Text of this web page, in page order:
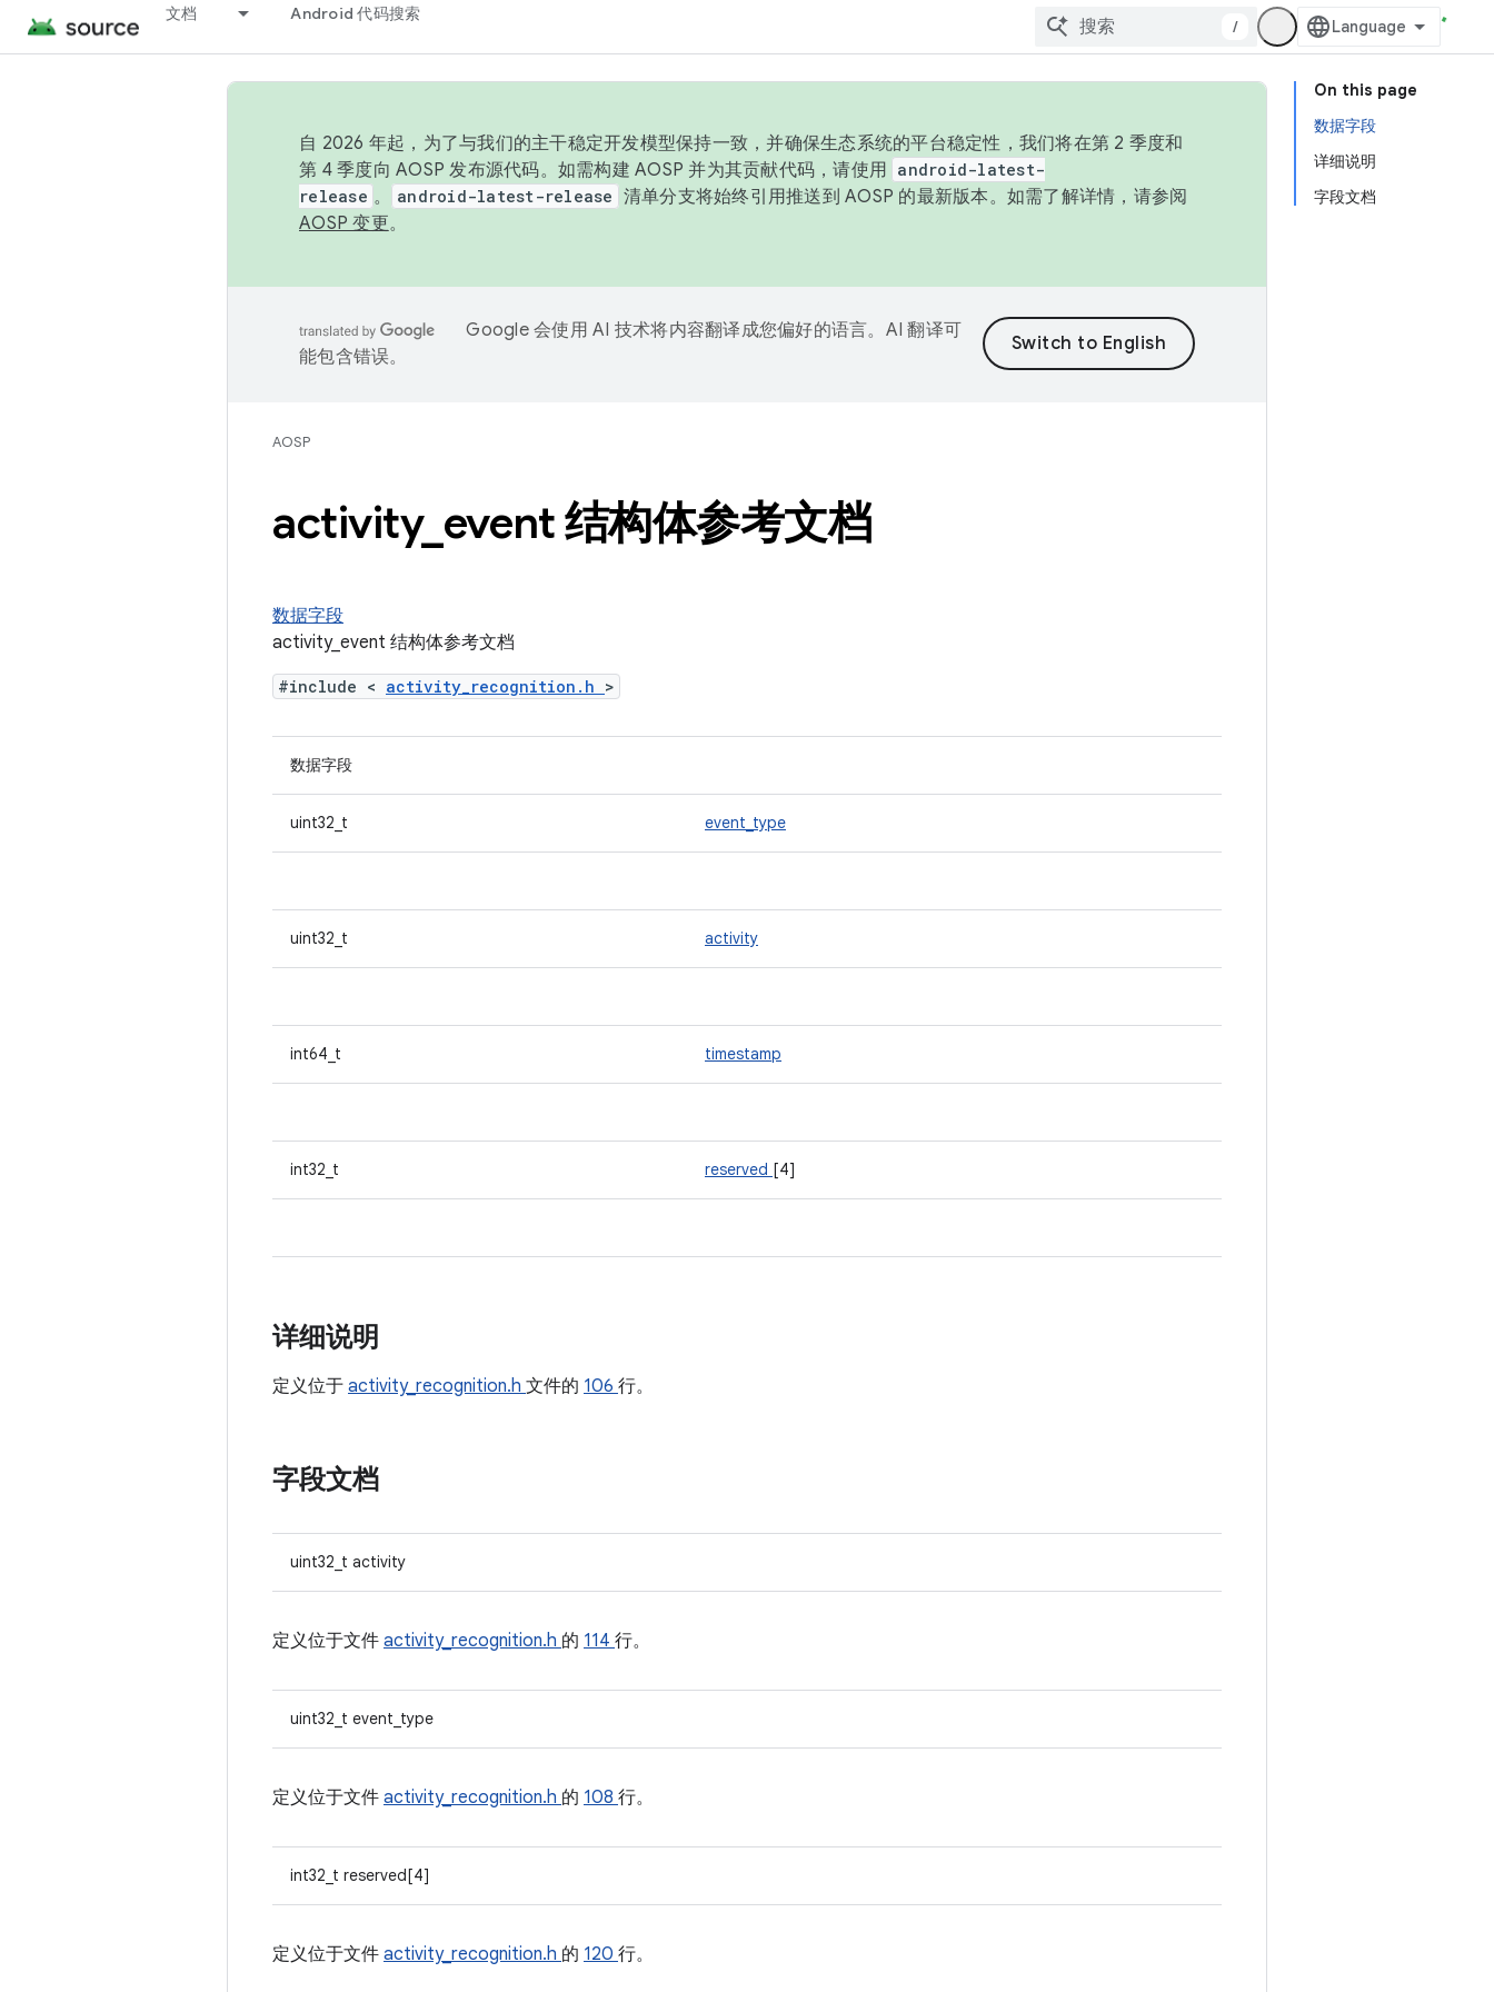
文档 Android 代码搜索
/
On this page
数据字段
详细说明
字段文档
自 2026 年起，为了与我们的主干稳定开发模型保持一致，并确保生态系统的平台稳定性，我们将在第 2 季度和
第 4 季度向 AOSP 发布源代码。如需构建 AOSP 并为其贡献代码，请使用 android-latest-
release 。 android-latest-release 清单分支将始终引用推送到 AOSP 的最新版本。如需了解详情，请参阅
AOSP 变更。
Google 会使用 AI 技术将内容翻译成您偏好的语言。AI 翻译可
能包含错误。
AOSP
activity_ event 结构体参考文档
数据字段
activity_event 结构体参考文档
#include < activity_recognition.h >
数据字段
uint32_t event_type
uint32_t activity
int64_t timestamp
int32_t reserved [4]
详细说明
定义位于 activity_recognition.h 文件的 106 行。
字段文档
uint32_t activity
定义位于文件 activity_recognition.h 的 114 行。
uint32_t event_type
定义位于文件 activity_recognition.h 的 108 行。
int32_t reserved[4]
定义位于文件 activity_recognition.h 的 120 行。